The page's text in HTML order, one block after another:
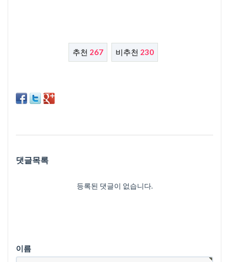
추천 267 비추천 230
댓글목록
등록된 댓글이 없습니다.
이름